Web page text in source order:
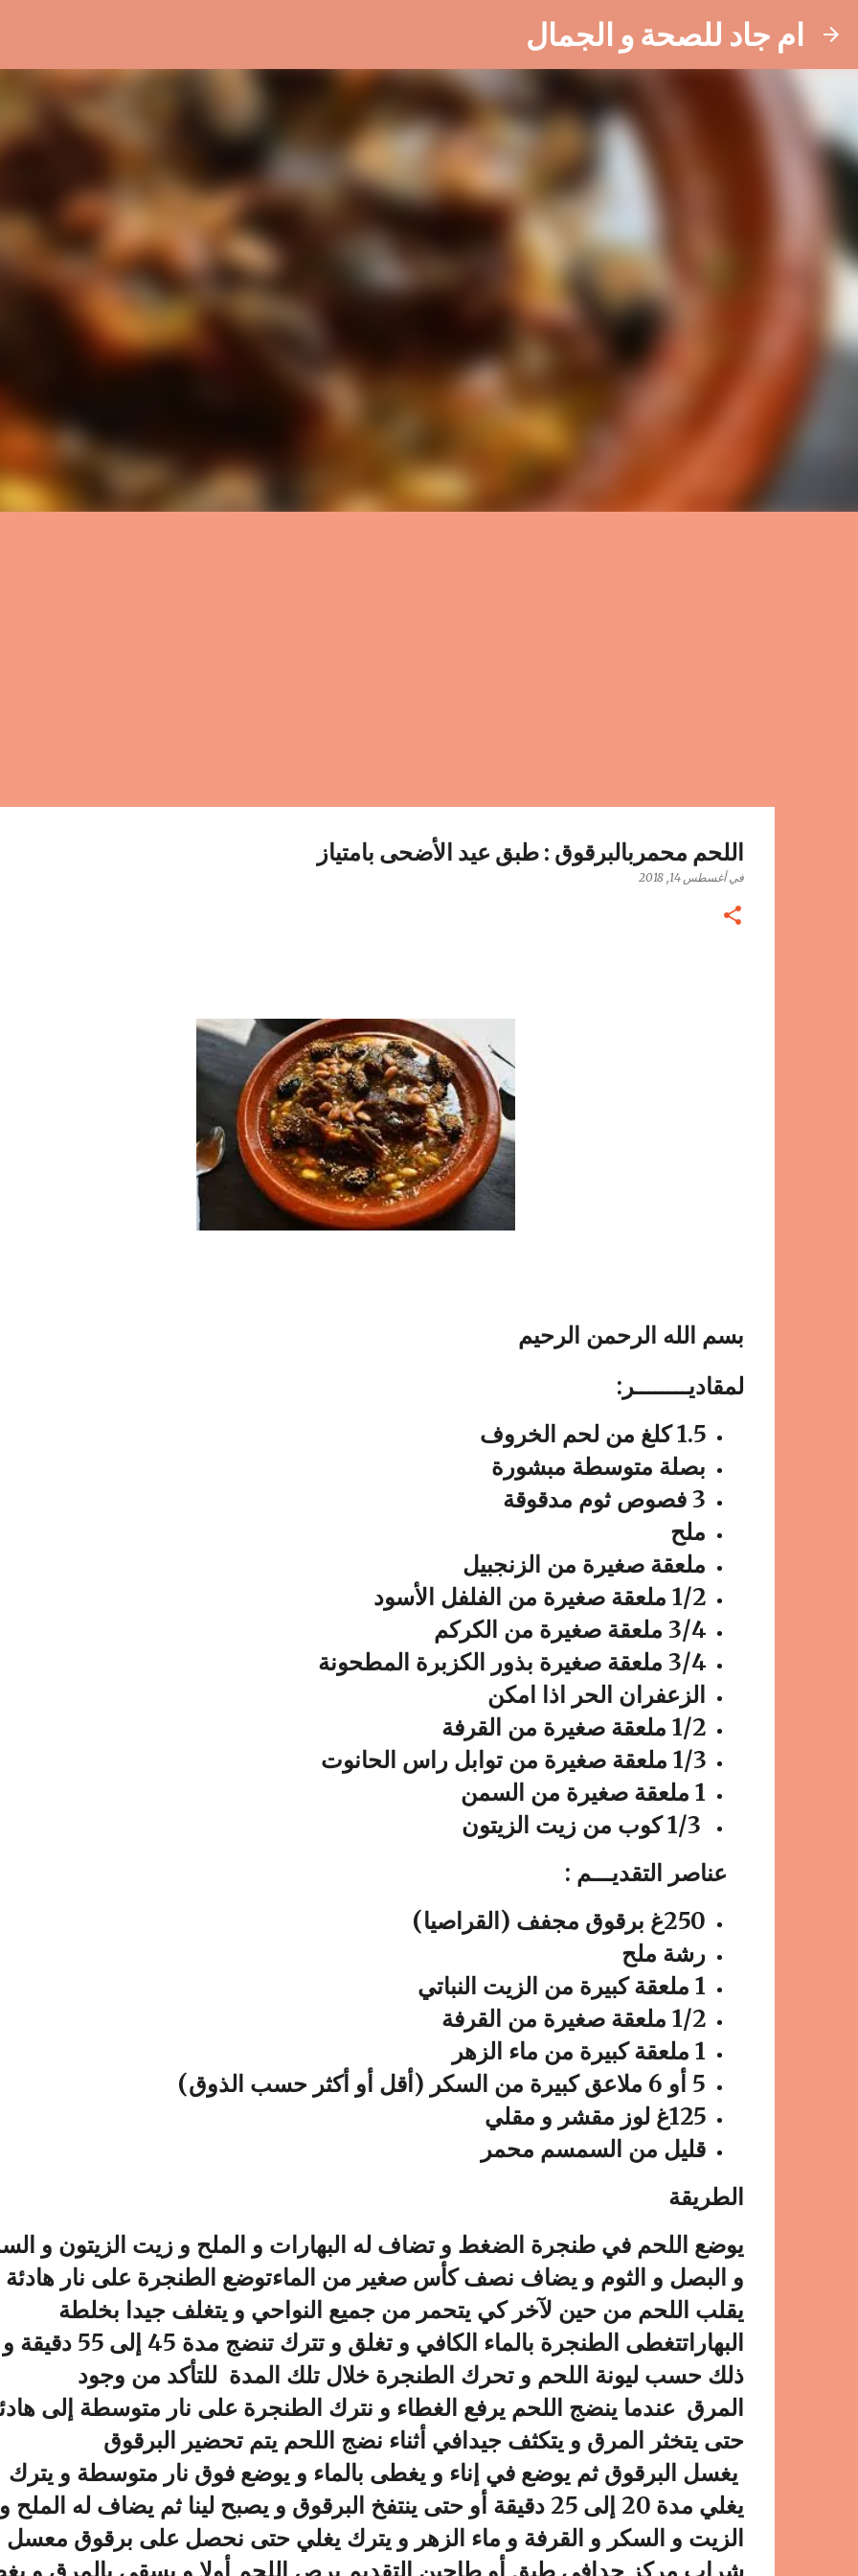
ام جاد للصحة و الجمال
اللحم محمربالبرقوق : طبق عيد الأضحى بامتياز
فيأغسطس 14, 2018
بسم الله الرحمن الرحيم
لمقاديــــــــر:
1.5 كلغ من لحم الخروف
بصلة متوسطة مبشورة
3 فصوص ثوم مدقوقة
ملح
ملعقة صغيرة من الزنجبيل
1/2 ملعقة صغيرة من الفلفل الأسود
3/4 ملعقة صغيرة من الكركم
3/4 ملعقة صغيرة بذور الكزبرة المطحونة
الزعفران الحر اذا امكن
1/2 ملعقة صغيرة من القرفة
1/3 ملعقة صغيرة من توابل راس الحانوت
1 ملعقة صغيرة من السمن
1/3 كوب من زيت الزيتون
عناصر التقديـــم :
250غ برقوق مجفف (القراصيا)
رشة ملح
1 ملعقة كبيرة من الزيت النباتي
1/2 ملعقة صغيرة من القرفة
1 ملعقة كبيرة من ماء الزهر
5 أو 6 ملاعق كبيرة من السكر (أقل أو أكثر حسب الذوق)
125غ لوز مقشر و مقلي
قليل من السمسم محمر
الطريقة
يوضع اللحم في طنجرة الضغط و تضاف له البهارات و الملح و زيت الزيتون و
و البصل و الثوم و يضاف نصف كأس صغير من الماءتوضع الطنجرة على نار هادئة
يقلب اللحم من حين لآخر كي يتحمر من جميع النواحي و يتغلف جيدا بخلطة
البهاراتتغطى الطنجرة بالماء الكافي و تغلق و تترك تنضج مدة 45 إلى 55 دقيقة و
ذلك حسب ليونة اللحم و تحرك الطنجرة خلال تلك المدة للتأكد من وجود
المرق عندما ينضج اللحم يرفع الغطاء و نترك الطنجرة على نار متوسطة إلى
حتى يتخثر المرق و يتكثف جيدافي أثناء نضج اللحم يتم تحضير البرقوق
يغسل البرقوق ثم يوضع في إناء و يغطى بالماء و يوضع فوق نار متوسطة و يترك
يغلي مدة 20 إلى 25 دقيقة أو حتى ينتفخ البرقوق و يصبح لينا ثم يضاف له الملح و
الزيت و السكر و القرفة و ماء الزهر و يترك يغلي حتى نحصل على برقوق معسل